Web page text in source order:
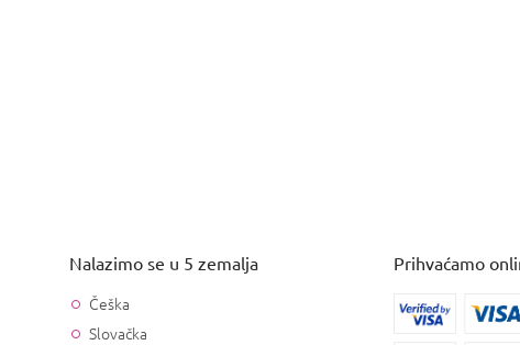
Nalazimo se u 5 zemalja
Češka
Slovačka
Prihvaćamo